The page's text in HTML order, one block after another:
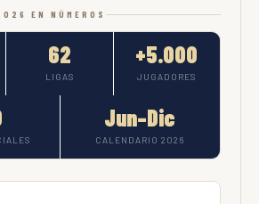
EN NÚMEROS
62
LIGAS
+5.000
JUGADORES
Jun–Dic
CALENDARIO 2026